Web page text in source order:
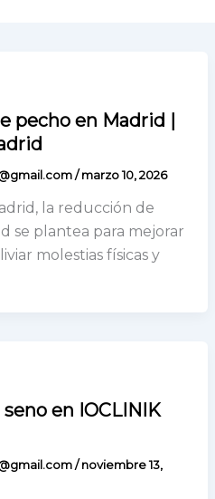
pecho en Madrid |
/marzo 10, 2026
la reducción de
se plantea para mejorar
molestias físicas y
en IOCLINIK
/noviembre 13,